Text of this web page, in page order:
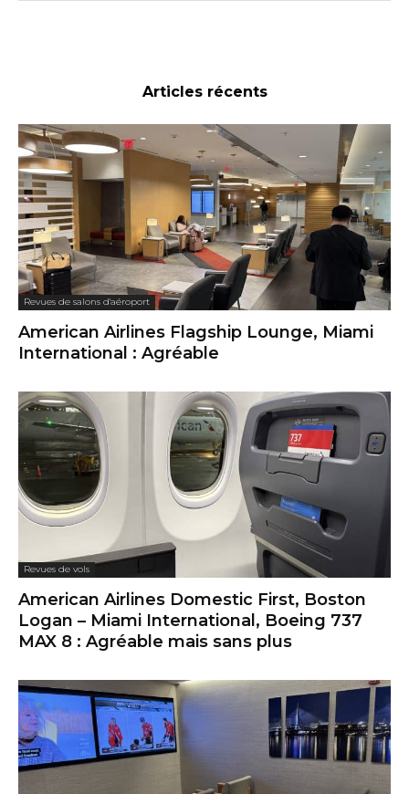
Articles récents
Revues de salons d'aéroport
American Airlines Flagship Lounge, Miami
International : Agréable
Revues de vols
American Airlines Domestic First, Boston
Logan – Miami International, Boeing 737
MAX 8 : Agréable mais sans plus